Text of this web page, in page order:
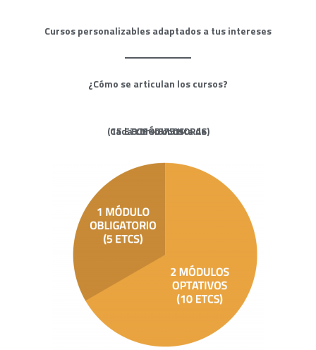
Cursos personalizables adaptados a tus intereses
¿Cómo se articulan los cursos?
Cada curso consta de
3 MÓDULOS
(15 ETCS – 375 HORAS)